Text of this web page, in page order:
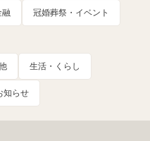
融 冠婚葬祭・イベント
生活・くらし
知らせ